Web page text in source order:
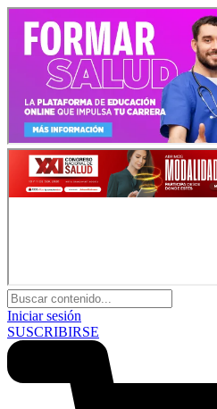
Iniciar sesión
SUSCRIBIRSE